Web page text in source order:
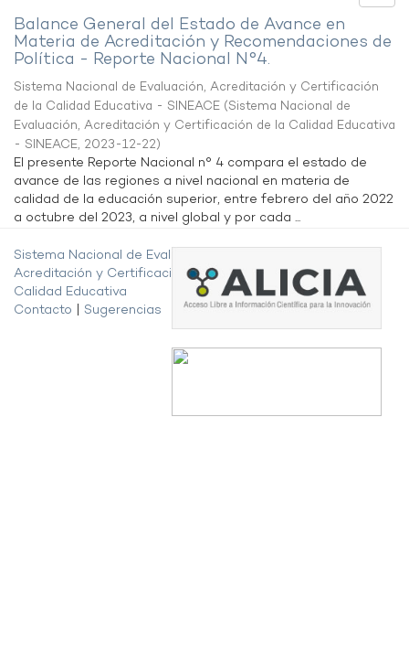
Balance General del Estado de Avance en
Materia de Acreditación y Recomendaciones de
Política - Reporte Nacional N°4.
Sistema Nacional de Evaluación, Acreditación y Certificación
de la Calidad Educativa - SINEACE (Sistema Nacional de
Evaluación, Acreditación y Certificación de la Calidad Educativa
- SINEACE, 2023-12-22)
El presente Reporte Nacional n° 4 compara el estado de
avance de las regiones a nivel nacional en materia de
calidad de la educación superior, entre febrero del año 2022
a octubre del 2023, a nivel global y por cada ...
Sistema Nacional de Evaluación,
Acreditación y Certificación de la
Calidad Educativa
Contacto
Sugerencias